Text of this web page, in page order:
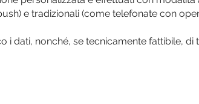
e tradizionali (come telefonate con
dati, nonché, se tecnicamente fattibile, di